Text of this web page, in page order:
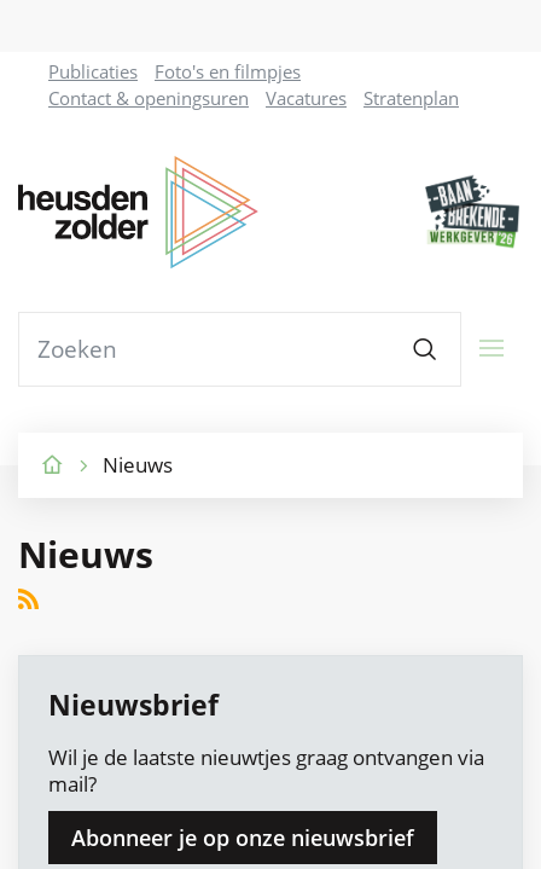
Naar
inhoud
Ga
naar
verfijn
Heusden-
Zolder
kunnen
Zoeken
Publicaties
Foto's en filmpjes
Contact & openingsuren
Vacatures Stratenplan
Nieuws
Nieuws
RSS
Nieuwsbrief
Wil je de laatste nieuwtjes graag ontvangen via
mail?
Abonneer je op onze nieuwsbrief